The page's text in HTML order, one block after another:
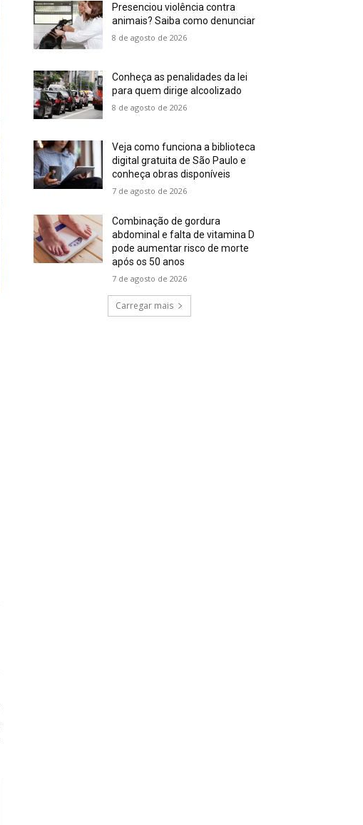
Presenciou violência contra
animais? Saiba como denunciar
8 de agosto de 2026
Conheça as penalidades da lei
para quem dirige alcoolizado
8 de agosto de 2026
Veja como funciona a biblioteca
digital gratuita de São Paulo e
conheça obras disponíveis
7 de agosto de 2026
Combinação de gordura
abdominal e falta de vitamina D
pode aumentar risco de morte
após os 50 anos
7 de agosto de 2026
Carregar mais